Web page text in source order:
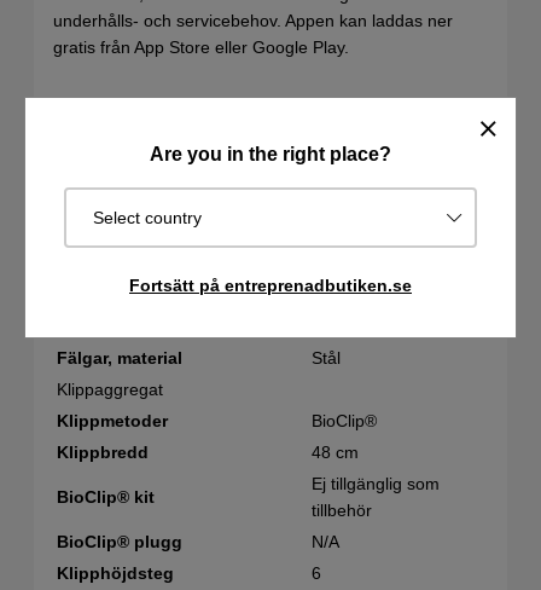
Are you in the right place?
Select country
Fortsätt på entreprenadbutiken.se
underhålls- och servicebehov. Appen kan laddas ner
gratis från App Store eller Google Play.
Art.nr: 970 71 25‑01
1,2 kW
3 000 varv/min
Fälgar, material
Stål
Klippaggregat
Klippmetoder
BioClip®
Klippbredd
48 cm
BioClip® kit
Ej tillgänglig som
tillbehör
BioClip® plugg
N/A
Klipphöjdsteg
6